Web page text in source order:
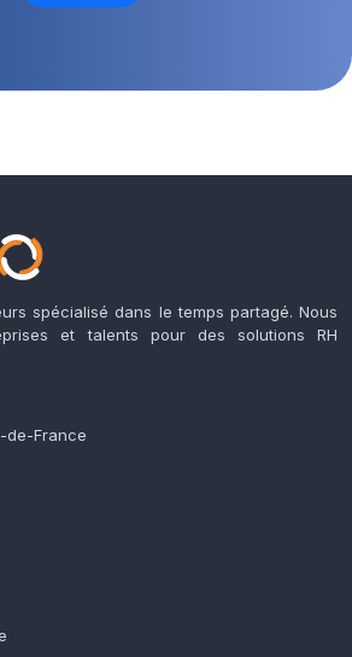
spécialisé dans le temps partagé. Nous
et talents pour des solutions RH
de-France